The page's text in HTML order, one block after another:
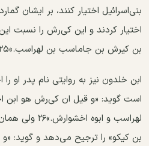
بنی‌اسرائیل اختیار کنند، بر ایشان
اختیار کردند و این کی‌رش را
بن کیرش بن جاماسب بن لهراسب.»۲۵
ابن خلدون نیز به روایتی نام پدر او
است گوید: «و قیل ان کی‌رش ‌هو
لهراسب و
بن کیکو» را ترجیح می‌دهد و گوید: